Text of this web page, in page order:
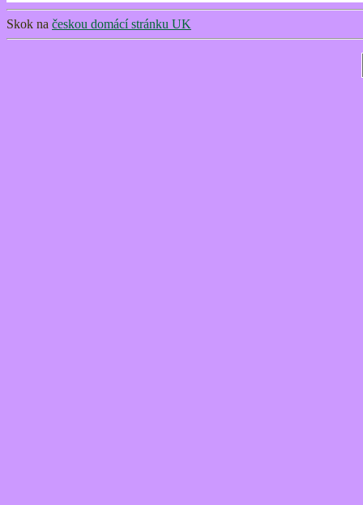
Skok na českou domácí stránku UK